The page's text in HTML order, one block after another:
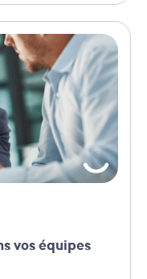
vos équipes